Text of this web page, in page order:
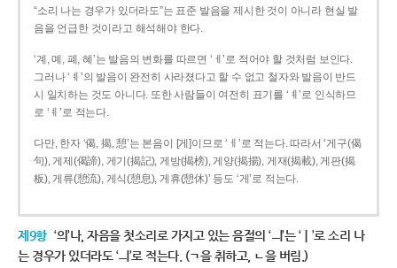
“소리 나는 경우가 있더라도”는 표준 발음을 제시한 것이 아니라 현실 발
음을 언급한 것이라고 해석해야 한다.
‘계, 몌, 폐, 혜’는 발음의 변화를 따르면 ‘ㅔ’로 적어야 할 것처럼 보인다.
그러나 ‘ㅖ’의 발음이 완전히 사라졌다고 할 수 없고 철자와 발음이 반드
시 일치하는 것도 아니다. 또한 사람들이 여전히 표기를 ‘ㅖ’로 인식하므
로 ‘ㅖ’로 적는다.
다만, 한자 ‘偈, 揭, 憩’는 본음이 [게]이므로 ‘ㅔ’로 적는다. 따라서 ‘게구(偈
句), 게제(偈諦), 게기(揭記), 게방(揭榜), 게양(揭揚), 게재(揭載), 게판(揭
板), 게류(憩流), 게식(憩息), 게휴(憩休)’ 등도 ‘게’로 적는다.
제9항 ‘의’나, 자음을 첫소리로 가지고 있는 음절의 ‘ㅢ’는 ‘ㅣ’로 소리 나
는 경우가 있더라도 ‘ㅢ’로 적는다. (ㄱ을 취하고, ㄴ을 버림.)